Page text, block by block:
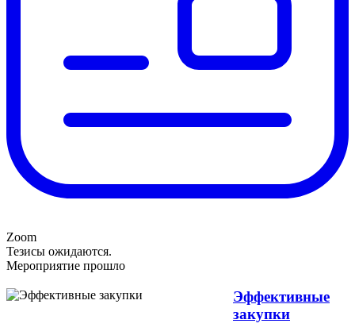
Zoom
Тезисы ожидаются.
Мероприятие прошло
Эффективные
закупки